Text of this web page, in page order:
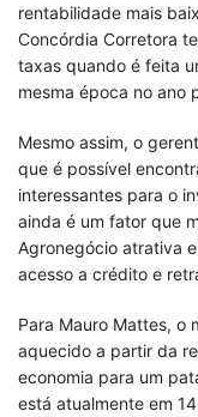
rentabilidade mais
Concórdia Corretora
taxas quando é feita
mesma época no ano
Mesmo assim, o
que é possível
interessantes para o
ainda é um fator que
Agronegócio atrativa
acesso a crédito e
Para Mauro Mattes, o
aquecido a partir da
economia para um
está atualmente em